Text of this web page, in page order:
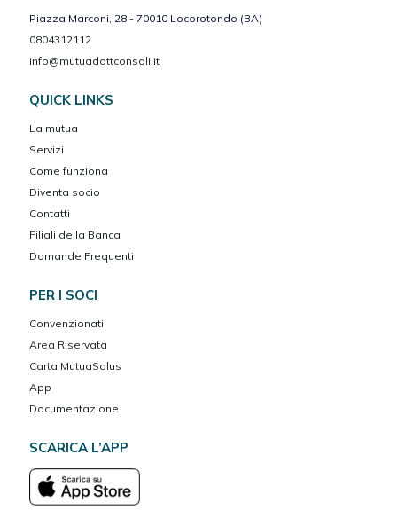
Piazza Marconi, 28 - 70010 Locorotondo (BA)
0804312112
info@mutuadottconsoli.it
QUICK LINKS
La mutua
Servizi
Come funziona
Diventa socio
Contatti
Filiali della Banca
Domande Frequenti
PER I SOCI
Convenzionati
Area Riservata
Carta MutuaSalus
App
Documentazione
SCARICA L’APP